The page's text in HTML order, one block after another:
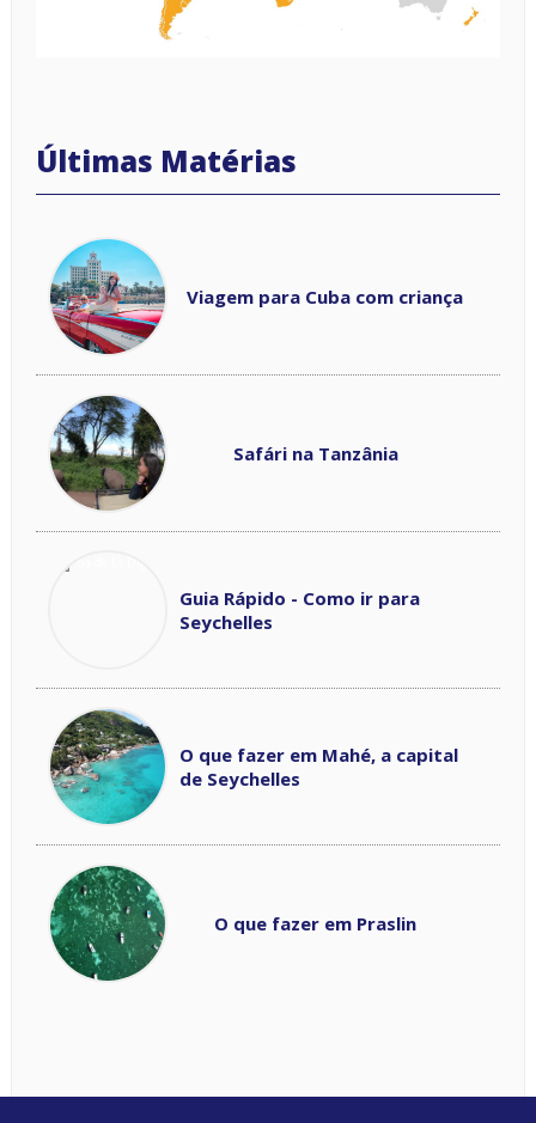
Viagem para Cuba com criança
Safári na Tanzânia
Guia Rápido - Como ir para
Seychelles
O que fazer em Mahé, a capital
de Seychelles
O que fazer em Praslin